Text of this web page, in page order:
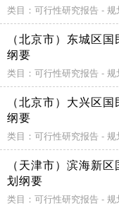
类目：可行性研究报告 - 规
（北京市）东城区
纲要
类目：可行性研究报告 - 规
（北京市）大兴区
纲要
类目：可行性研究报告 - 规
（天津市）滨海新
划纲要
类目：可行性研究报告 - 规